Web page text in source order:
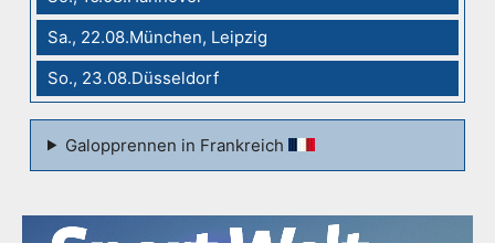
Sa., 22.08.München, Leipzig
So., 23.08.Düsseldorf
Galopprennen in Frankreich